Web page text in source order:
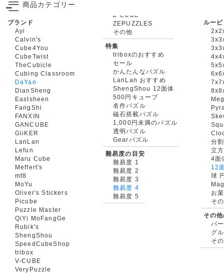
商品カテゴリー
ブランド
Ayi
Calvin's
Cube4You
CubeTwist
TheCubicle
Cubing Classroom
DaYan
DianSheng
Eastsheen
FangShi
FANXIN
GANCUBE
GiiKER
LanLan
Lefun
Maru Cube
Meffert's
mf8
MoYu
Oliver's Stickers
Picube
Puzzle Master
QiYi MoFangGe
Rubik's
ShengShou
SpeedCubeShop
tribox
V-CUBE
VeryPuzzle
ZEPUZZLES
その他
特集
triboxのおすすめ
セール
かんたんなパズル
LanLan おすすめ
ShengShou 12面体
500円キューブ
名作パズル
磁石搭載パズル
1,000円未満のパズル
透明パズル
Gearパズル
難易度の目安
難易度 1
難易度 2
難易度 3
難易度 4
難易度 5
ルー
分
立
4面
12
球
お
そ
その
パ
グ
そ